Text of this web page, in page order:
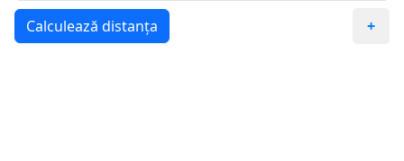
Calculează distanța +